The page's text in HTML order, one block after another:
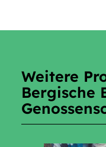
Weitere
Bergische